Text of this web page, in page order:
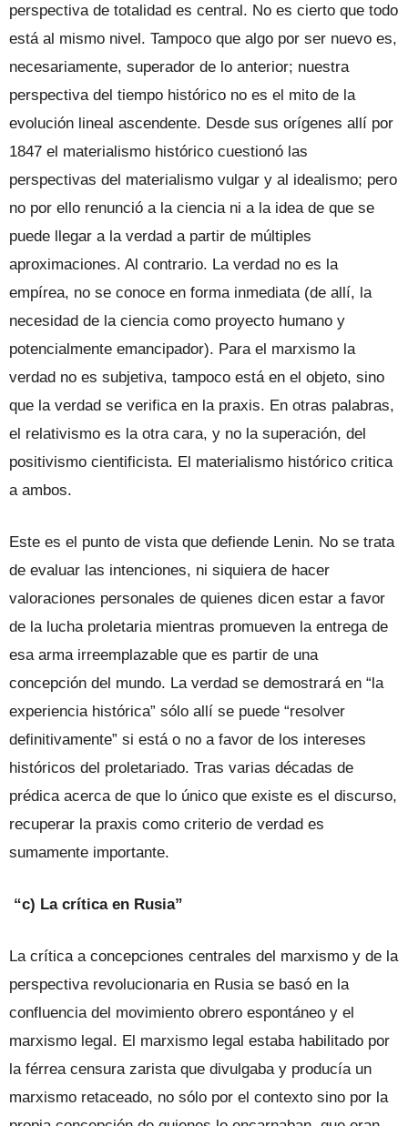
perspectiva de totalidad es central. No es cierto que todo
está al mismo nivel. Tampoco que algo por ser nuevo es,
necesariamente, superador de lo anterior; nuestra
perspectiva del tiempo histórico no es el mito de la
evolución lineal ascendente. Desde sus orígenes allí por
1847 el materialismo histórico cuestionó las
perspectivas del materialismo vulgar y al idealismo; pero
no por ello renunció a la ciencia ni a la idea de que se
puede llegar a la verdad a partir de múltiples
aproximaciones. Al contrario. La verdad no es la
empírea, no se conoce en forma inmediata (de allí, la
necesidad de la ciencia como proyecto humano y
potencialmente emancipador). Para el marxismo la
verdad no es subjetiva, tampoco está en el objeto, sino
que la verdad se verifica en la praxis. En otras palabras,
el relativismo es la otra cara, y no la superación, del
positivismo cientificista. El materialismo histórico critica
a ambos.
Este es el punto de vista que defiende Lenin. No se trata
de evaluar las intenciones, ni siquiera de hacer
valoraciones personales de quienes dicen estar a favor
de la lucha proletaria mientras promueven la entrega de
esa arma irreemplazable que es partir de una
concepción del mundo. La verdad se demostrará en “la
experiencia histórica” sólo allí se puede “resolver
definitivamente” si está o no a favor de los intereses
históricos del proletariado. Tras varias décadas de
prédica acerca de que lo único que existe es el discurso,
recuperar la praxis como criterio de verdad es
sumamente importante.
“c) La crítica en Rusia”
La crítica a concepciones centrales del marxismo y de la
perspectiva revolucionaria en Rusia se basó en la
confluencia del movimiento obrero espontáneo y el
marxismo legal. El marxismo legal estaba habilitado por
la férrea censura zarista que divulgaba y producía un
marxismo retaceado, no sólo por el contexto sino por la